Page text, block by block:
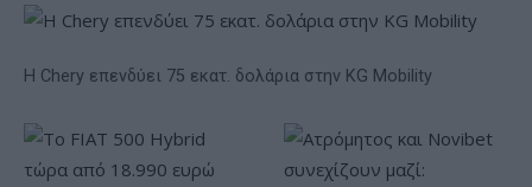
Η Chery επενδύει 75 εκατ. δολάρια στην KG Mobility